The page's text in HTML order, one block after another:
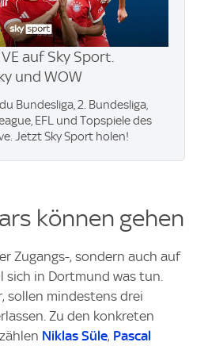
auf Sky Sport.
und WOW
Bundesliga, 2. Bundesliga,
EFL und Topspiele des
Jetzt Sky Sport holen!
können gehen
Zugangs-, sondern auch auf
sich in Dortmund was tun.
sollen mindestens drei
Zu den konkreten
Niklas Süle, Pascal